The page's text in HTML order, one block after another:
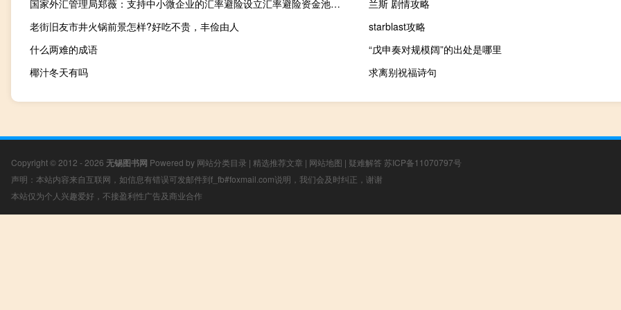
国家外汇管理局郑薇：支持中小微企业的汇率避险设立汇率避险资金池等降低中小微企业套保成本
兰斯 剧情攻略
老街旧友市井火锅前景怎样?好吃不贵，丰俭由人
starblast攻略
什么两难的成语
“戊申奏对规模阔”的出处是哪里
椰汁冬天有吗
求离别祝福诗句
Copyright © 2012 - 2026 无锡图书网 Powered by 网站分类目录 | 精选推荐文章 | 网站地图 | 疑难解答 苏ICP备11070797号
声明：本站内容来自互联网，如信息有错误可发邮件到f_fb#foxmail.com说明，我们会及时纠正，谢谢
本站仅为个人兴趣爱好，不接盈利性广告及商业合作